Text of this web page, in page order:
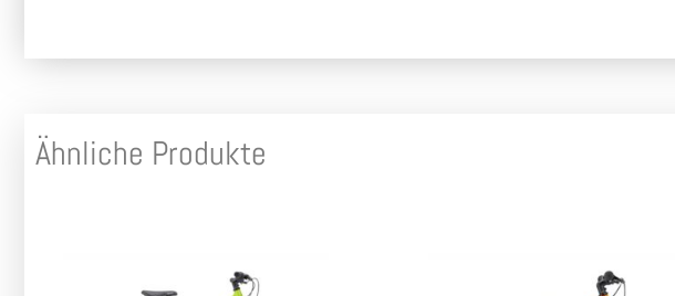
Ähnliche Produkte